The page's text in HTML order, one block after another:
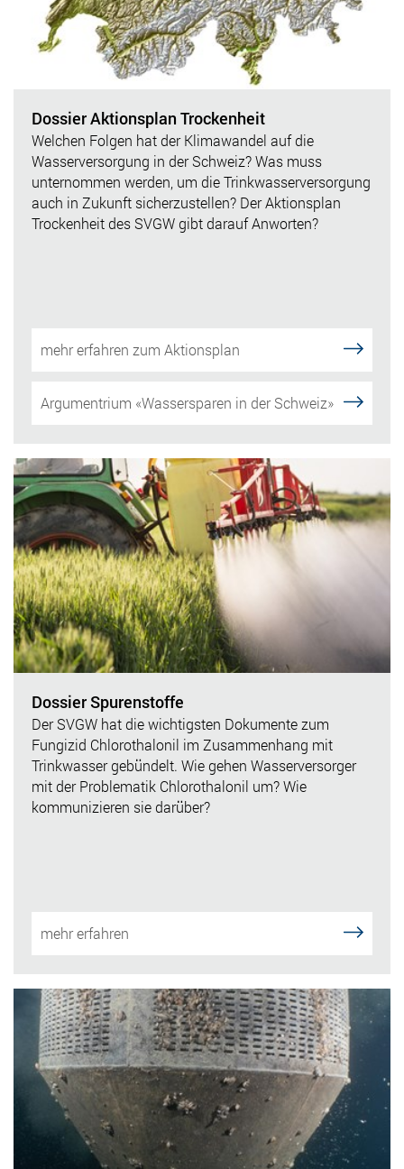
Dossier Aktionsplan Trockenheit
Welchen Folgen hat der Klimawandel auf die
Wasserversorgung in der Schweiz? Was muss
unternommen werden, um die Trinkwasserversorgung
auch in Zukunft sicherzustellen? Der Aktionsplan
Trockenheit des SVGW gibt darauf Anworten?
mehr erfahren zum Aktionsplan
Argumentrium «Wassersparen in der Schweiz»
Dossier Spurenstoffe
Der SVGW hat die wichtigsten Dokumente zum
Fungizid Chlorothalonil im Zusammenhang mit
Trinkwasser gebündelt. Wie gehen Wasserversorger
mit der Problematik Chlorothalonil um? Wie
kommunizieren sie darüber?
mehr erfahren